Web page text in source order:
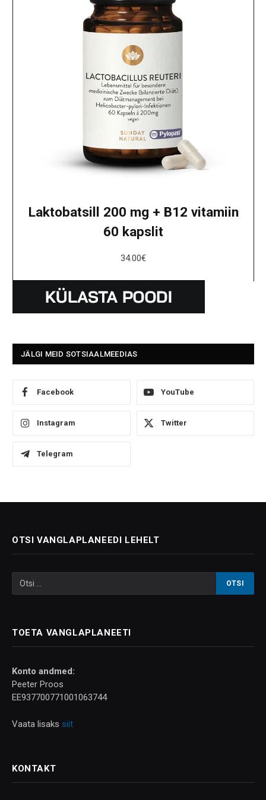
Laktobatsill 200 mg + B12 vitamiin
60 kapslit
34.00€
JÄLGI MEID SOTSIAALMEEDIAS
Facebook YouTube
Instagram Twitter
Telegram
OTSI VANGLAPLANEEDI LEHELT
TOETA VANGLAPLANEETI
Konto andmed:
Peeter Proos
EE937700771001063744
Vaata lisaks siit
KONTAKT